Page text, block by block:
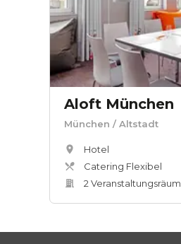
Aloft München
München / Altstadt
Hotel
Catering Flexibel
2 Veranstaltungsräum